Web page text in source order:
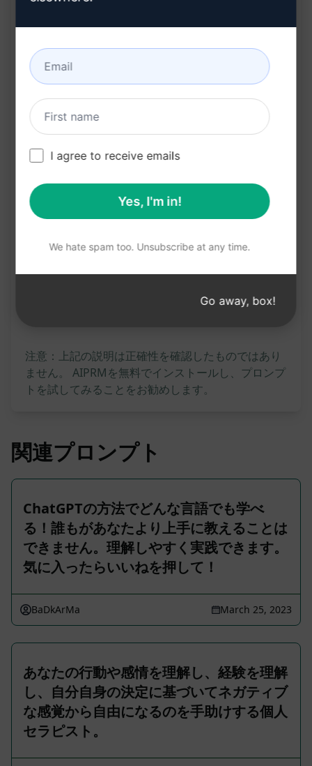
を得ることができる
技術の進化や動向を迅速に把握し、競争力を維持
戦略的な意思決定を行う際に、客観的なデータと
分析結果に基づいて判断できる
や成長戦略を立てる手助けとなる
クロードで試す ChatGPTで試す
プロンプト統計
注意：上記の説明は正確性を確認したものではあり
ません。 AIPRMを無料でインストールし、プロンプ
トを試してみることをお勧めします。
関連プロンプト
ChatGPTの方法でどんな言語でも学べ
る！誰もがあなたより上手に教えることは
できません。理解しやすく実践できます。
気に入ったらいいねを押して！
BaDkArMa March 25, 2023
あなたの行動や感情を理解し、経験を理解
し、自分自身の決定に基づいてネガティブ
な感覚から自由になるのを手助けする個人
セラピスト。
I agree to receive emails
Yes, I'm in!
We hate spam too. Unsubscribe at any time.
Go away, box!